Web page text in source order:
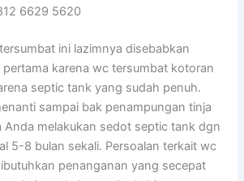
6629 5620
ini lazimnya disebabkan
pertama karena wc tersumbat kotoran
septic tank yang sudah penuh.
sampai bak penampungan tinja
Anda melakukan sedot septic tank dgn
5-8 bulan sekali. Persoalan terkait wc
penanganan yang secepat